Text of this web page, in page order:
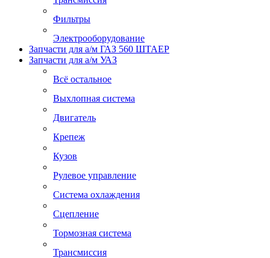
Фильтры
Электрооборудование
Запчасти для а/м ГАЗ 560 ШТАЕР
Запчасти для а/м УАЗ
Всё остальное
Выхлопная система
Двигатель
Крепеж
Кузов
Рулевое управление
Система охлаждения
Сцепление
Тормозная система
Трансмиссия